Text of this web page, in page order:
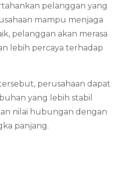
pelanggan yang
mampu menjaga
pelanggan akan merasa
lebih percaya terhadap
perusahaan dapat
yang lebih stabil
nilai hubungan dengan
panjang.